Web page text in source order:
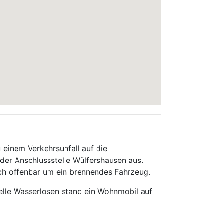
Verkehrsunfall auf die
Anschlussstelle Wülfershausen aus.
offenbar um ein brennendes Fahrzeug.
Wasserlosen stand ein Wohnmobil auf